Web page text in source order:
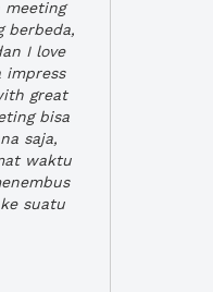
meeting
berbeda,
I love
impress
great
bisa
saja,
waktu
suatu